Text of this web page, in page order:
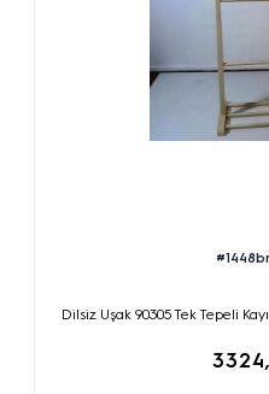
Dilsiz Uşak 90305 Tek Tepeli